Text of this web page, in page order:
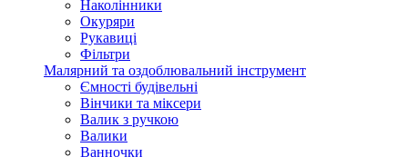
Наколінники
Окуряри
Рукавиці
Фільтри
Малярний та оздоблювальний інструмент
Ємності будівельні
Вінчики та міксери
Валик з ручкою
Валики
Ванночки